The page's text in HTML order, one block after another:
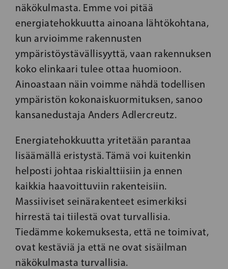
näkökulmasta. Emme voi pitää
energiatehokkuutta ainoana lähtökohtana,
kun arvioimme rakennusten
ympäristöystävällisyyttä, vaan rakennuksen
koko elinkaari tulee ottaa huomioon.
Ainoastaan näin voimme nähdä todellisen
ympäristön kokonaiskuormituksen, sanoo
kansanedustaja Anders Adlercreutz.
Energiatehokkuutta yritetään parantaa
lisäämällä eristystä. Tämä voi kuitenkin
helposti johtaa riskialttiisiin ja ennen
kaikkia haavoittuviin rakenteisiin.
Massiiviset seinärakenteet esimerkiksi
hirrestä tai tiilestä ovat turvallisia.
Tiedämme kokemuksesta, että ne toimivat,
ovat kestäviä ja että ne ovat sisäilman
näkökulmasta turvallisia.